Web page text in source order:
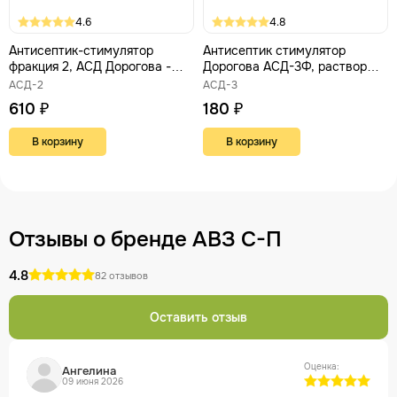
4.6
Антисептик-стимулятор
фракция 2, АСД Дорогова -
2Ф, для внутр. приема 100 мл
АСД-2
610 ₽
В корзину
4.8
Антисептик стимулятор
Дорогова АСД-3Ф, раствор
для наружного применения
АСД-3
180 ₽
В корзину
Отзывы о бренде АВЗ С-П
Ангелина
09 июня 2026
Оценка:
4.8 82 отзывов
Оставить отзыв